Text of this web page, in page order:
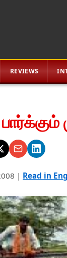
REVIEWS
| Read in